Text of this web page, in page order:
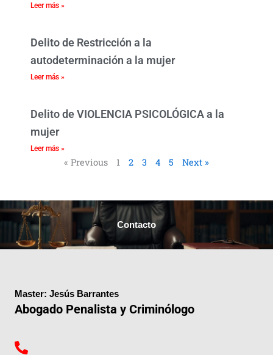
Leer más »
Delito de Restricción a la
autodeterminación a la mujer
Leer más »
Delito de VIOLENCIA PSICOLÓGICA a la
mujer
Leer más »
« Previous 1 2 3 4 5 Next »
Contacto
Master: Jesús Barrantes
Abogado Penalista y Criminólogo